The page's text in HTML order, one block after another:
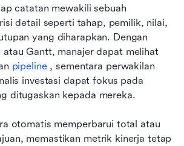
catatan mewakili sebuah
detail seperti tahap, pemilik, nilai,
yang diharapkan. Dengan
atau Gantt, manajer dapat melihat
pipeline , sementara perwakilan
investasi dapat fokus pada
ditugaskan kepada mereka.
otomatis memperbarui total atau
memastikan metrik kinerja tetap